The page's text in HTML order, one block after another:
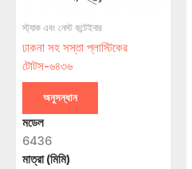
স্ট্যাক এবং নেস্ট কন্টেইনার
ঢাকনা সহ সস্তা প্লাস্টিকের
টোটস-৬৪৩৬
অনুসন্ধান
মডেল
6436
মাত্রা (মিমি)